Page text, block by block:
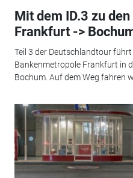
Mit dem ID.3 zu
Frankfurt ->
Teil 3 der Deutschlandtour führt
Bankenmetropole Frankfurt in
Bochum. Auf dem Weg fahren